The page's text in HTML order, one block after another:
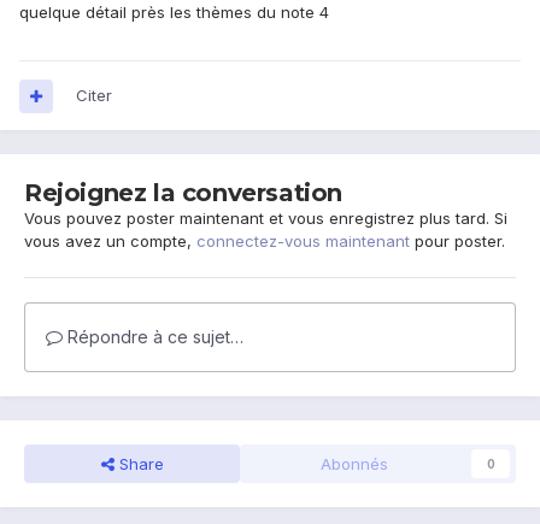
quelque détail près les thèmes du note 4
Citer
Rejoignez la conversation
Vous pouvez poster maintenant et vous enregistrez plus tard. Si
vous avez un compte, connectez-vous maintenant pour poster.
Répondre à ce sujet…
Share Abonnés 0